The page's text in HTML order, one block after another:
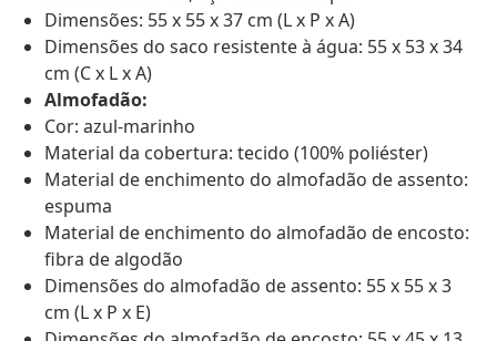
Dimensões: 55 x 55 x 37 cm (L x P x A)
Dimensões do saco resistente à água: 55 x 53 x 34
cm (C x L x A)
Almofadão:
Cor: azul-marinho
Material da cobertura: tecido (100% poliéster)
Material de enchimento do almofadão de assento:
espuma
Material de enchimento do almofadão de encosto:
fibra de algodão
Dimensões do almofadão de assento: 55 x 55 x 3
cm (L x P x E)